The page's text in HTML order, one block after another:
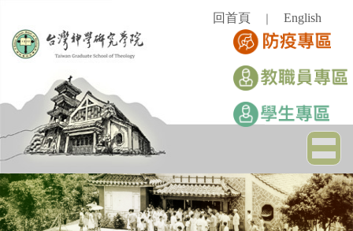
主
區
回首頁 English